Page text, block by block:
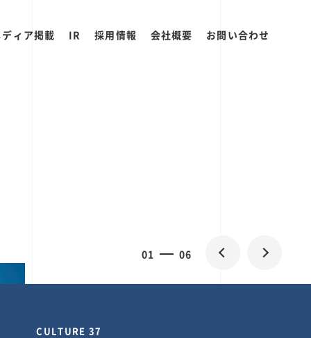
ィア掲載 IR 採用情報 会社概要 お問い合わせ
02 06
CULTURE 30